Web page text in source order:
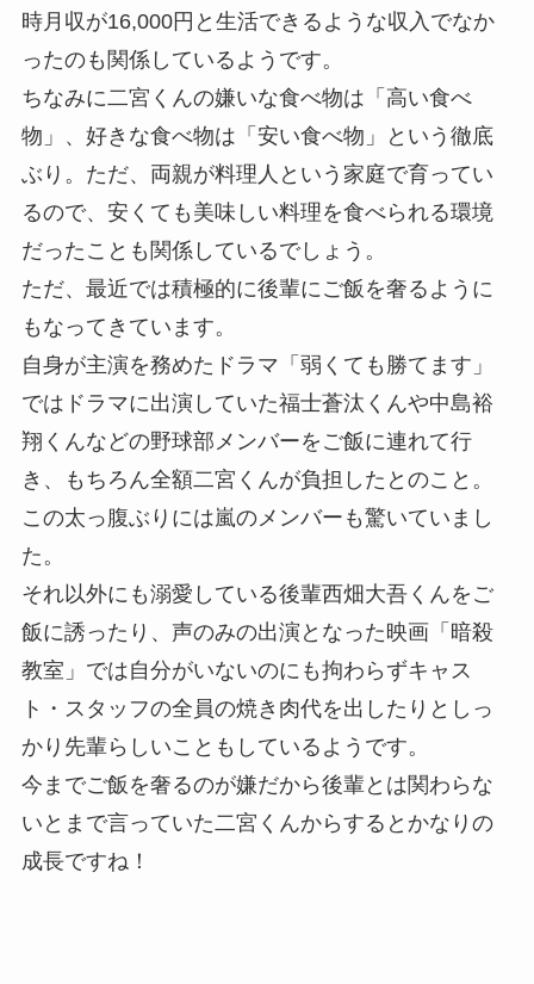
時月収が16,000円と生活できるような収入でなか
ったのも関係しているようです。
ちなみに二宮くんの嫌いな食べ物は「高い食べ
物」、好きな食べ物は「安い食べ物」
という徹底
ぶり。ただ、両親が料理人という家庭で育ってい
るので、安くても美味しい料理を食べられる環境
だったことも関係しているでしょう。
ただ、最近では積極的に後輩にご飯を奢るように
もなってきています。
自身が主演を務めたドラマ「弱くても勝てます」
ではドラマに出演していた福士蒼汰くんや中島裕
翔くんなどの野球部メンバーをご飯に連れて行
き、もちろん全額二宮くんが負担したとのこと。
この太っ腹ぶりには嵐のメンバーも驚いていまし
た。
それ以外にも溺愛している後輩西畑大吾くんをご
飯に誘ったり、声のみの出演となった映画「暗殺
教室」では自分がいないのにも拘わらずキャス
ト・スタッフの全員の焼き肉代を出したりとしっ
かり先輩らしいこともしているようです。
今までご飯を奢るのが嫌だから後輩とは関わらな
いとまで言っていた二宮くんからするとかなりの
成長ですね！